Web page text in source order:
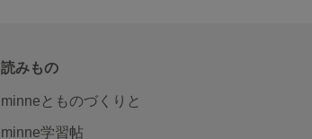
読みもの
minneとものづくりと
minne学習帖